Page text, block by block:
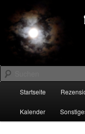
primären
Inhalt
springen
sekundären
Inhalt
springenDARK-
Suchen
Startseite
Kalender